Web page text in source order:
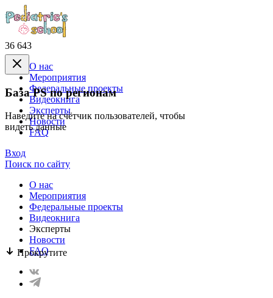
36 643
База PS по регионам
Наведите на счётчик пользователей, чтобы
видеть данные
Прокрутите
О нас
Mероприятия
Федеральные проекты
Видеокнига
Эксперты
Новости
FAQ
Вход
Поиск по сайту
О нас
Mероприятия
Федеральные проекты
Видеокнига
Эксперты
Новости
FAQ